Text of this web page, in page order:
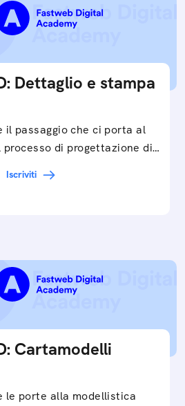
Dettaglio e stampa
il passaggio che ci porta al
di progettazione di
Iscriviti
Cartamodelli
le porte alla modellistica